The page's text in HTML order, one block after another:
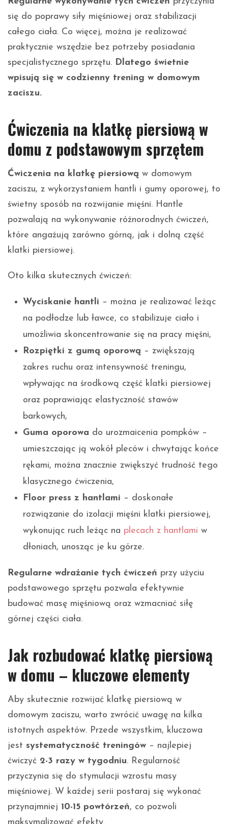
się do poprawy siły mięśniowej oraz stabilizacji
całego ciała. Co więcej, można je realizować
praktycznie wszędzie bez potrzeby posiadania
specjalistycznego sprzętu. Dlatego świetnie
wpisują się w codzienny trening w domowym
zaciszu.
Ćwiczenia na klatkę piersiową w
domu z podstawowym sprzętem
Ćwiczenia na klatkę piersiową w domowym
zaciszu, z wykorzystaniem hantli i gumy oporowej, to
świetny sposób na rozwijanie mięśni. Hantle
pozwalają na wykonywanie różnorodnych ćwiczeń,
które angażują zarówno górną, jak i dolną część
klatki piersiowej.
Oto kilka skutecznych ćwiczeń:
Wyciskanie hantli – można je realizować leżąc
na podłodze lub ławce, co stabilizuje ciało i
umożliwia skoncentrowanie się na pracy mięśni,
Rozpiętki z gumą oporową – zwiększają
zakres ruchu oraz intensywność treningu,
wpływając na środkową część klatki piersiowej
oraz poprawiając elastyczność stawów
barkowych,
Guma oporowa do urozmaicenia pompków –
umieszczając ją wokół pleców i chwytając końce
rękami, można znacznie zwiększyć trudność tego
klasycznego ćwiczenia,
Floor press z hantlami – doskonałe
rozwiązanie do izolacji mięśni klatki piersiowej,
wykonując ruch leżąc na plecach z hantlami w
dłoniach, unosząc je ku górze.
Regularne wdrażanie tych ćwiczeń przy użyciu
podstawowego sprzętu pozwala efektywnie
budować masę mięśniową oraz wzmacniać siłę
górnej części ciała.
Jak rozbudować klatkę piersiową
w domu – kluczowe elementy
Aby skutecznie rozwijać klatkę piersiową w
domowym zaciszu, warto zwrócić uwagę na kilka
istotnych aspektów. Przede wszystkim, kluczowa
jest systematyczność treningów – najlepiej
ćwiczyć 2-3 razy w tygodniu. Regularność
przyczynia się do stymulacji wzrostu masy
mięśniowej. W każdej serii postaraj się wykonać
przynajmniej 10-15 powtórzeń, co pozwoli